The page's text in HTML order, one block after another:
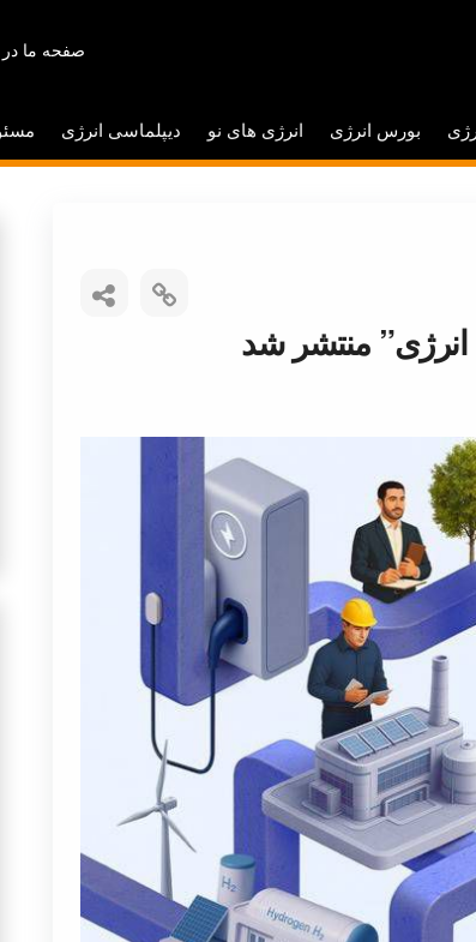
صفحه ما در
بورس انرژی انرژی های نو دیپلماسی انرژی
منتشر شد